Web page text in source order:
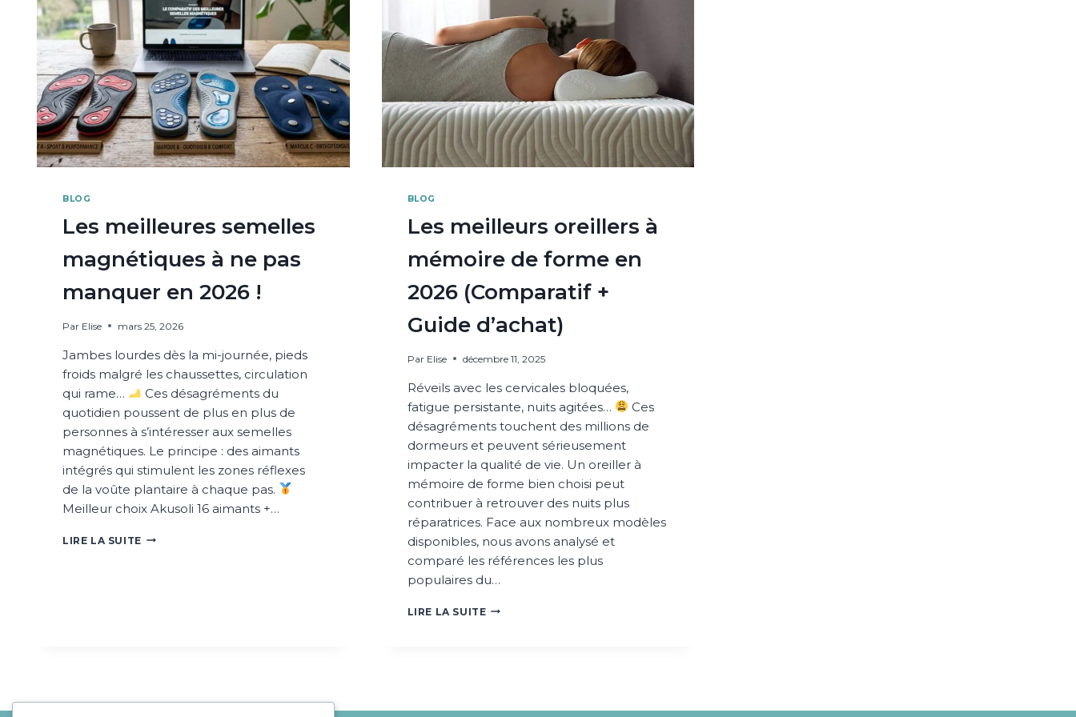
BLOG
Les meilleures semelles
magnétiques à ne pas
manquer en 2026 !
Par Elise mars 25, 2026
Jambes lourdes dès la mi-journée, pieds
froids malgré les chaussettes, circulation
qui rame…
Ces désagréments du
quotidien poussent de plus en plus de
personnes à s’intéresser aux semelles
magnétiques. Le principe : des aimants
intégrés qui stimulent les zones réflexes
de la voûte plantaire à chaque pas.
Meilleur choix Akusoli 16 aimants +…
LIRE LA SUITELES
BLOG
Les meilleurs oreillers à
mémoire de forme en
2026 (Comparatif +
Guide d’achat)
Par Elise décembre 11, 2025
Réveils avec les cervicales bloquées,
fatigue persistante, nuits agitées…
Ces
désagréments touchent des millions de
dormeurs et peuvent sérieusement
impacter la qualité de vie. Un oreiller à
mémoire de forme bien choisi peut
contribuer à retrouver des nuits plus
réparatrices. Face aux nombreux modèles
disponibles, nous avons analysé et
comparé les références les plus
populaires du…
LIRE LA SUITELES